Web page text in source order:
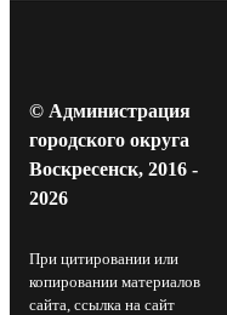
© Администрация
городского округа
Воскресенск, 2016 -
2026
При цитировании или
копировании материалов
сайта, ссылка на сайт